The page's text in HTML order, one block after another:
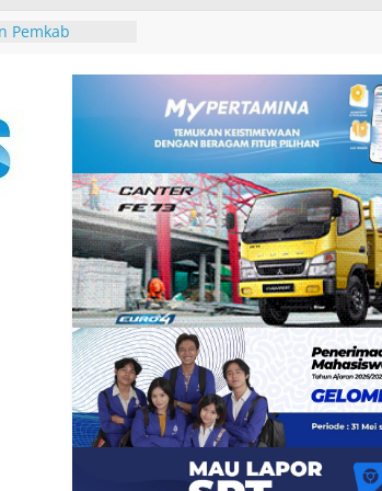
Sthala Ubud
Pameran
dan
Uang”
Pemkab
Tim Bersama
di Pantai
Tutik Kusuma
Demokrat
Rakyat melalui
25, Demokrat
Sampah
Tukik di Pantai
IALF Bali
Bahasa